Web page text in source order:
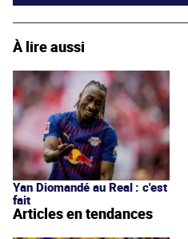
À lire aussi
Yan Diomandé au Real : c'est
fait
Articles en tendances